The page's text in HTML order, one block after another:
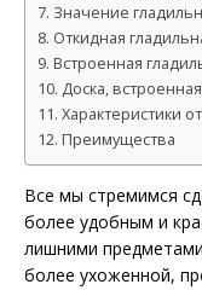
Значение
Откидная
Встроенная
Доска,
Характеристики
Преимущества
Все мы стремимся
более удобным и
лишними
более ухоженной,